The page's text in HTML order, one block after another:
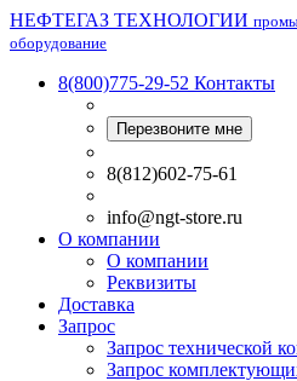
НЕФТЕГАЗ ТЕХНОЛОГИИ
оборудование
8(800)775-29-52 Контакты
Перезвоните мне
8(812)602-75-61
info@ngt-store.ru
О компании
О компании
Реквизиты
Доставка
Запрос
Запрос технической
Запрос